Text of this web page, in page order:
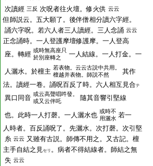
次讀經 三反 次呪者往火壇。修火供 云云
但師説云。五大願了。後伴僧相分讀六字經。
誦六字呪。若六人者三人讀經。三人念誦 云云
正念誦時。一人登護摩壇修護摩。一人登高
座。轉經 或時無高座只
於別座轉之
一人結線。一人打金。一
人灑水。於檀主 若表物。云云古説中共用。
檀越并表物。師説不然
其作
法。讀經一卷。誦呪百反了時。六人相互見合テ
異口同音 或云高聲唱吽發。
或又云伴吒
隨其音響引堅線
也。此時一人打磬。一人灑水也 或時不
用灑水 若一
人時者。百反誦呪了。先灑水。次打磬。次引堅
糸 云云 又雖有古説。師傳不用之。又古記。檀
主手自結之見セリ 。病者不得結線者。師結之無
失 云云